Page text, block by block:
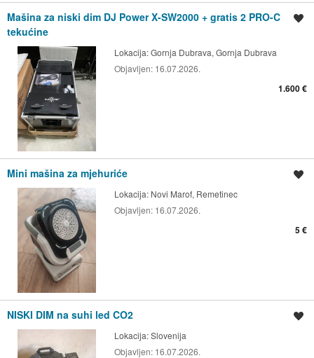
Mašina za niski dim DJ Power X-SW2000 + gratis 2 PRO-C
tekućine
Lokacija:Gornja Dubrava, Gornja Dubrava
Objavljen: 16.07.2026.
1.600 €
Mini mašina za mjehuriće
Lokacija: Novi Marof, Remetinec
Objavljen: 16.07.2026.
5 €
NISKI DIM na suhi led CO2
Lokacija:Slovenija
Objavljen: 16.07.2026.